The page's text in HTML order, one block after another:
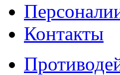
Контакты